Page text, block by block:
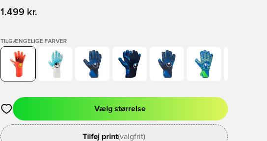
1.499 kr.
TILGÆNGELIGE FARVER
Åbner en Modal til at logge ind eller tilmelde dig som medlem
Vælg størrelse
Tilføj print(valgfrit)